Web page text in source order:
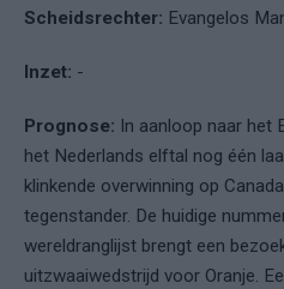
Scheidsrechter: Evangelos
Inzet: -
Prognose: In aanloop naar het
het Nederlands elftal nog één
klinkende overwinning op
tegenstander. De huidige
wereldranglijst brengt een
uitzwaaiwedstrijd voor Oranje.